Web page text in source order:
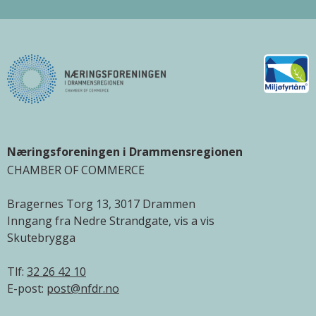
Næringsforeningen i Drammensregionen
CHAMBER OF COMMERCE
Bragernes Torg 13, 3017 Drammen
Inngang fra Nedre Strandgate, vis a vis
Skutebrygga
Tlf: 32 26 42 10
E-post: post@nfdr.no